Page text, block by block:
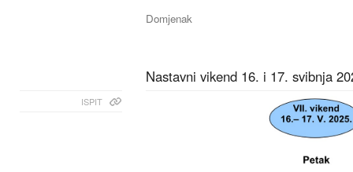
Domjenak
Nastavni vikend 16. i 17. svibnja
ISPIT